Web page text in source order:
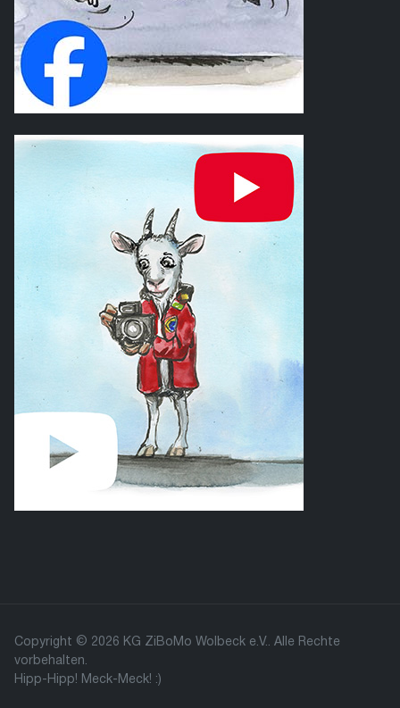
Copyright © 2026 KG ZiBoMo Wolbeck e.V.. Alle Rechte
vorbehalten.
Hipp-Hipp! Meck-Meck! :)